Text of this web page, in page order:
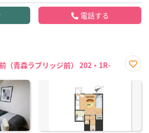
電話する
（青森ラブリッジ前） 202・1R-
に入